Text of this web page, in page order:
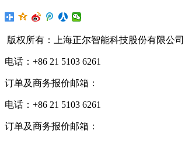
版权所有：上海正尔智能科技股份有限公司
电话：+86 21 5103 6261
订单及商务报价邮箱：
电话：+86 21 5103 6261
订单及商务报价邮箱：